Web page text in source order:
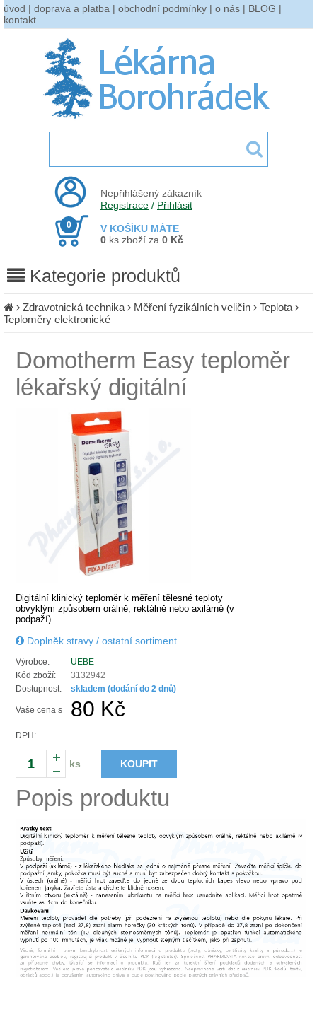
úvod | doprava a platba | obchodní podmínky | o nás | BLOG |
kontakt
Nepřihlášený zákazník
Registrace / Přihlásit
V KOŠÍKU MÁTE
0
0 ks zboží za 0 Kč
Kategorie produktů
Zdravotnická technika Měření fyzikálních veličin
Teplota
Teploměry elektronické
Domotherm Easy teploměr
lékařský digitální
Digitální klinický teploměr k měření tělesné teploty
obvyklým způsobem orálně, rektálně nebo axilárně (v
podpaží).
Doplněk stravy / ostatní sortiment
Výrobce:
UEBE
Kód zboží:
3132942
Dostupnost:
skladem (dodání do 2 dnů)
Vaše cena s
DPH:
80 Kč
ks KOUPIT
Popis produktu